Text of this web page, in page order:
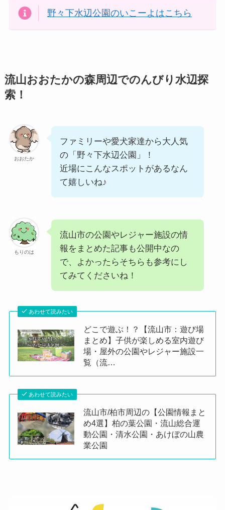
野々下水辺公園のいこーよはこちら
流山おおたかの森周辺でのんびり水辺探
索！
おおたか
ファミリーや愛犬家達から大人気
の「野々下水辺公園」！
近場にこんなスポットがあるなん
て嬉しいね♪
もりのは
流山市の公園やレジャー施設の情
報をまとめた記事も公開中なの
で、よかったらそちらも参考にし
てみてくださいね！
あわせて読みたい
どこで遊ぶ！？【流山市：遊び場
まとめ】子供が楽しめる室内遊び
場・屋外の公園やレジャー施設一
覧（流…
あわせて読みたい
流山市/柏市周辺の【公園情報まと
め4選】柏の葉公園・流山総合運
動公園・清水公園・あけぼの山農
業公園